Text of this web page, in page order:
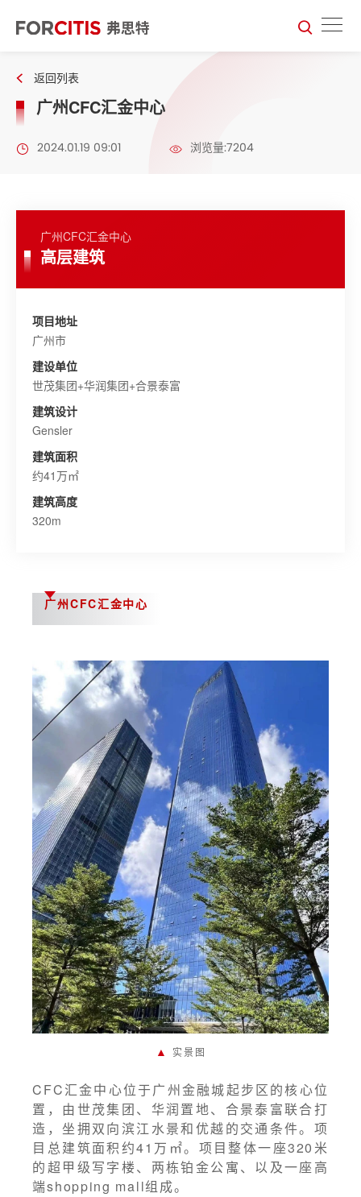
返回列表
广州CFC汇金中心
2024.01.19 09:01 浏览量:7204
广州CFC汇金中心
高层建筑
项目地址
广州市
建设单位
世茂集团+华润集团+合景泰富
建筑设计
Gensler
建筑面积
约41万㎡
建筑高度
320m
广州CFC汇金中心
▲ 实景图
CFC汇金中心位于广州金融城起步区的核心位
置，由世茂集团、华润置地、合景泰富联合打
造，坐拥双向滨江水景和优越的交通条件。项
目总建筑面积约41万㎡。项目整体一座320米
的超甲级写字楼、两栋铂金公寓、以及一座高
端shopping mall组成。